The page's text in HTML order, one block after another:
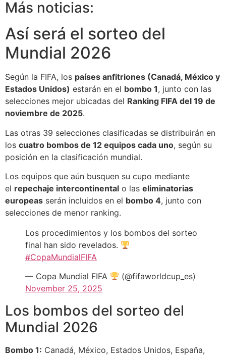
Más noticias:
Así será el sorteo del
Mundial 2026
Según la FIFA, los países anfitriones (Canadá, México y
Estados Unidos) estarán en el bombo 1, junto con las
selecciones mejor ubicadas del Ranking FIFA del 19 de
noviembre de 2025.
Las otras 39 selecciones clasificadas se distribuirán en
los cuatro bombos de 12 equipos cada uno, según su
posición en la clasificación mundial.
Los equipos que aún busquen su cupo mediante
el repechaje intercontinental o las eliminatorias
europeas serán incluidos en el bombo 4, junto con
selecciones de menor ranking.
Los procedimientos y los bombos del sorteo
final han sido revelados.
#CopaMundialFIFA
— Copa Mundial FIFA
(@fifaworldcup_es)
November 25, 2025
Los bombos del sorteo del
Mundial 2026
Bombo 1: Canadá, México, Estados Unidos, España,